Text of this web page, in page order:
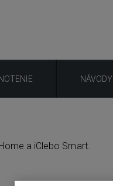
NÁVODY
a iClebo Smart.